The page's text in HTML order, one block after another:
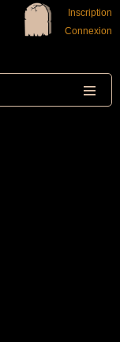
Inscription
Connexion